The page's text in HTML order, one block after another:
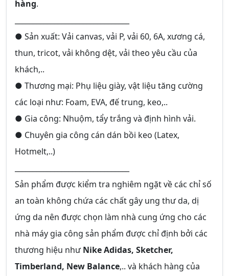
hàng.
● Sản xuất: Vải canvas, vải P, vải 60, 6A, xương cá,
thun, tricot, vải không dệt, vải theo yêu cầu của
khách,..
● Thương mại: Phụ liệu giày, vật liệu tăng cường
các loại như: Foam, EVA, đế trung, keo,..
● Gia công: Nhuộm, tẩy trắng và định hình vải.
● Chuyên gia công cán dán bồi keo (Latex,
Hotmelt,..)
Sản phẩm được kiểm tra nghiêm ngặt về các chỉ số
an toàn không chứa các chất gây ung thư da, dị
ứng da nên được chọn làm nhà cung ứng cho các
nhà máy gia công sản phẩm được chỉ định bởi các
thương hiệu nhưNike Adidas, Sketcher,
Timberland, New Balance,.. và khách hàng của